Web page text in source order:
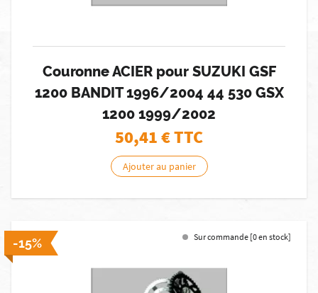
Couronne ACIER pour SUZUKI GSF
1200 BANDIT 1996/2004 44 530 GSX
1200 1999/2002
50,41€ TTC
Ajouter au panier
-15% Sur commande [0 en stock]